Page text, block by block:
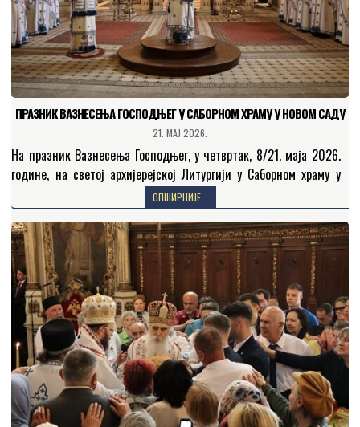
ПРАЗНИК ВАЗНЕСЕЊА ГОСПОДЊЕГ У САБОРНОМ ХРАМУ У НОВОМ САДУ
21. МАЈ 2026.
На празник Вазнесења Господњег, у четвртак, 8/21. маја 2026.
године, на светој архијерејској Литургији у Саборном храму у
Новом Саду је началствовао Његово Високопреосвештенство
Митрополит…
ОПШИРНИЈЕ...